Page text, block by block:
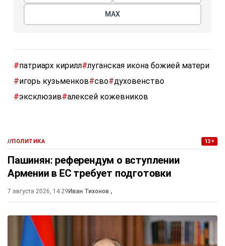
МАХ
#патриарх кирилл#луганская икона божией матери
#игорь кузьменков#сво#духовенство
#эксклюзив#алексей кожевников
//ПОЛИТИКА 13+
Пашинян: референдум о вступлении
Армении в ЕС требует подготовки
7 августа 2026, 14:29 Иван Тихонов ,